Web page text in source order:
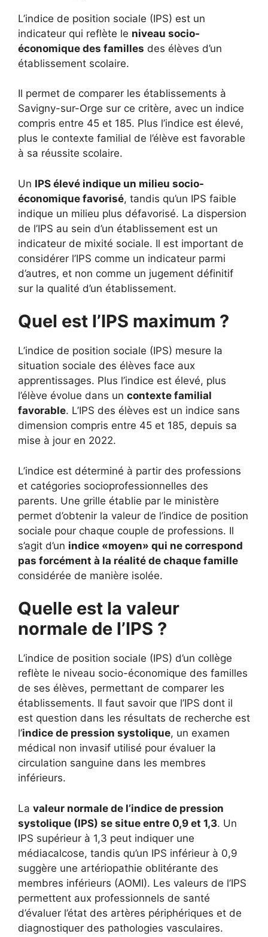
L’indice de position sociale (IPS) est un
indicateur qui reflète le niveau socio-
économique des familles des élèves d’un
établissement scolaire.
Il permet de comparer les établissements à
Savigny-sur-Orge sur ce critère, avec un indice
compris entre 45 et 185. Plus l’indice est élevé,
plus le contexte familial de l’élève est favorable
à sa réussite scolaire.
Un IPS élevé indique un milieu socio-
économique favorisé, tandis qu’un IPS faible
indique un milieu plus défavorisé. La dispersion
de l’IPS au sein d’un établissement est un
indicateur de mixité sociale. Il est important de
considérer l’IPS comme un indicateur parmi
d’autres, et non comme un jugement définitif
sur la qualité d’un établissement.
Quel est l’IPS maximum ?
L’indice de position sociale (IPS) mesure la
situation sociale des élèves face aux
apprentissages. Plus l’indice est élevé, plus
l’élève évolue dans un contexte familial
favorable. L’IPS des élèves est un indice sans
dimension compris entre 45 et 185, depuis sa
mise à jour en 2022.
L’indice est déterminé à partir des professions
et catégories socioprofessionnelles des
parents. Une grille établie par le ministère
permet d’obtenir la valeur de l’indice de position
sociale pour chaque couple de professions. Il
s’agit d’un indice «moyen» qui ne correspond
pas forcément à la réalité de chaque famille
considérée de manière isolée.
Quelle est la valeur
normale de l’IPS ?
L’indice de position sociale (IPS) d’un collège
reflète le niveau socio-économique des familles
de ses élèves, permettant de comparer les
établissements. Il faut savoir que l’IPS dont il
est question dans les résultats de recherche est
l’indice de pression systolique, un examen
médical non invasif utilisé pour évaluer la
circulation sanguine dans les membres
inférieurs.
La valeur normale de l’indice de pression
systolique (IPS) se situe entre 0,9 et 1,3. Un
IPS supérieur à 1,3 peut indiquer une
médiacalcose, tandis qu’un IPS inférieur à 0,9
suggère une artériopathie oblitérante des
membres inférieurs (AOMI). Les valeurs de l’IPS
permettent aux professionnels de santé
d’évaluer l’état des artères périphériques et de
diagnostiquer des pathologies vasculaires.